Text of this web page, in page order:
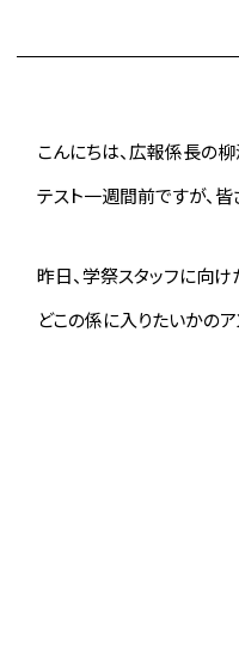
こんにちは、広報係長の柳
テスト一週間前ですが、
昨日、学祭スタッフに向
どこの係に入りたいかの